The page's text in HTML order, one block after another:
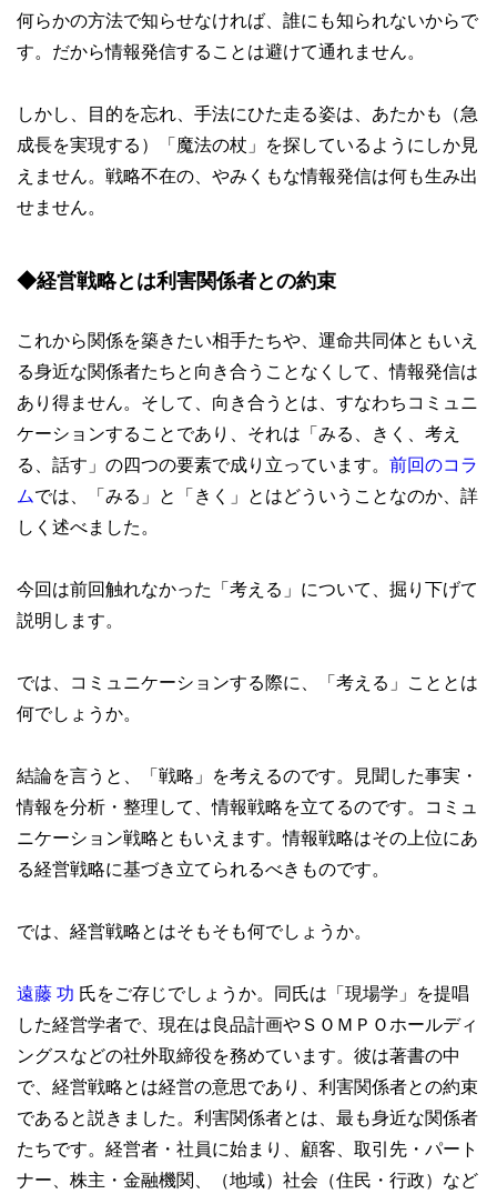
何らかの方法で知らせなければ、誰にも知られないからで
す。だから情報発信することは避けて通れません。
しかし、目的を忘れ、手法にひた走る姿は、あたかも（急
成長を実現する）「魔法の杖」を探しているようにしか見
えません。戦略不在の、やみくもな情報発信は何も生み出
せません。
◆経営戦略とは利害関係者との約束
これから関係を築きたい相手たちや、運命共同体ともいえ
る身近な関係者たちと向き合うことなくして、情報発信は
あり得ません。そして、向き合うとは、すなわちコミュニ
ケーションすることであり、それは「みる、きく、考え
る、話す」の四つの要素で成り立っています。 前回のコラ
ムでは、「みる」と「きく」とはどういうことなのか、詳
しく述べました。
今回は前回触れなかった「考える」について、掘り下げて
説明します。
では、コミュニケーションする際に、「考える」こととは
何でしょうか。
結論を言うと、「戦略」を考えるのです。見聞した事実・
情報を分析・整理して、情報戦略を立てるのです。コミュ
ニケーション戦略ともいえます。情報戦略はその上位にあ
る経営戦略に基づき立てられるべきものです。
では、経営戦略とはそもそも何でしょうか。
遠藤 功 氏をご存じでしょうか。同氏は「現場学」を提唱
した経営学者で、現在は良品計画やＳＯＭＰＯホールディ
ングスなどの社外取締役を務めています。彼は著書の中
で、経営戦略とは経営の意思であり、利害関係者との約束
であると説きました。利害関係者とは、最も身近な関係者
たちです。経営者・社員に始まり、顧客、取引先・パート
ナー、株主・金融機関、（地域）社会（住民・行政）など